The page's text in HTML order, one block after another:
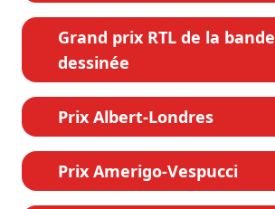
Grand prix RTL de la bande
dessinée
Prix Albert-Londres
Prix Amerigo-Vespucci